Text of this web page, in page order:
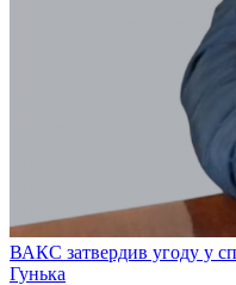
ВАКС затвердив угоду у
Гунька